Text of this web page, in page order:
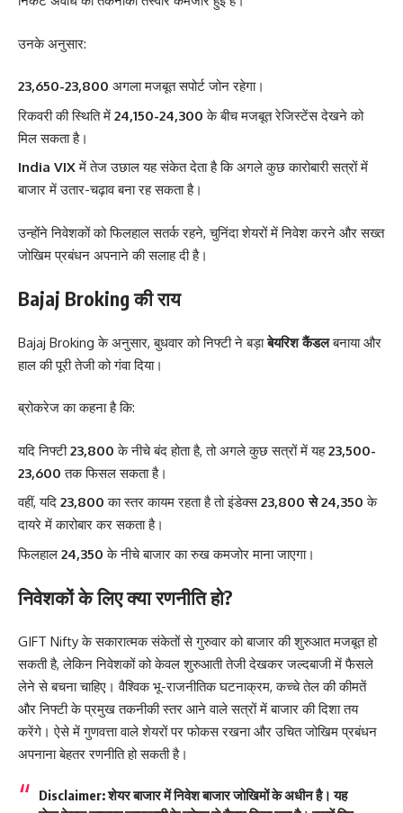
उनके अनुसार:
23,650-23,800 अगला मजबूत सपोर्ट जोन रहेगा।
रिकवरी की स्थिति में 24,150-24,300 के बीच मजबूत रेजिस्टेंस देखने को
मिल सकता है।
India VIXमें तेज उछाल यह संकेत देता है कि अगले कुछ कारोबारी सत्रों में
बाजार में उतार-चढ़ाव बना रह सकता है।
उन्होंने निवेशकों को फिलहाल सतर्क रहने, चुनिंदा शेयरों में निवेश करने और सख्त
जोखिम प्रबंधन अपनाने की सलाह दी है।
Bajaj Broking की राय
Bajaj Broking के अनुसार, बुधवार को निफ्टी ने बड़ाबेयरिश कैंडलबनाया और
हाल की पूरी तेजी को गंवा दिया।
ब्रोकरेज का कहना है कि:
यदि निफ्टी23,800 के नीचे बंद होता है, तो अगले कुछ सत्रों में यह23,500-
23,600 तक फिसल सकता है।
वहीं, यदि 23,800 का स्तर कायम रहता है तो इंडेक्स23,800 से 24,350 के
दायरे में कारोबार कर सकता है।
फिलहाल 24,350 के नीचे बाजार का रुख कमजोर माना जाएगा।
निवेशकों के लिए क्या रणनीति हो?
GIFT Nifty के सकारात्मक संकेतों से गुरुवार को बाजार की शुरुआत मजबूत हो
सकती है, लेकिन निवेशकों को केवल शुरुआती तेजी देखकर जल्दबाजी में फैसले
लेने से बचना चाहिए। वैश्विक भू-राजनीतिक घटनाक्रम, कच्चे तेल की कीमतें
और निफ्टी के प्रमुख तकनीकी स्तर आने वाले सत्रों में बाजार की दिशा तय
करेंगे। ऐसे में गुणवत्ता वाले शेयरों पर फोकस रखना और उचित जोखिम प्रबंधन
अपनाना बेहतर रणनीति हो सकती है।
Disclaimer:शेयर बाजार में निवेश बाजार जोखिमों के अधीन है। यह